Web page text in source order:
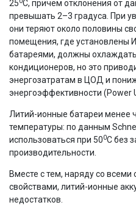
25 C, причем отклонения от
превышать 2–3 градуса. При
они теряют около половины
помещения, где установлены
батареями, должны
кондиционеров, но это
энергозатратам в ЦОД и
энергоэффективности (Power
Литий-ионные батареи менее
температуры: по данным
использоваться при 500C без
производительности.
Вместе с тем, наряду со
свойствами, литий-ионные
недостатков.